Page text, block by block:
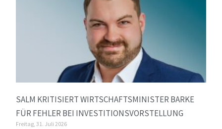
SALM KRITISIERT WIRTSCHAFTSMINISTER BARKE
FÜR FEHLER BEI INVESTITIONSVORSTELLUNG
Freitag, 31. Juli 2026